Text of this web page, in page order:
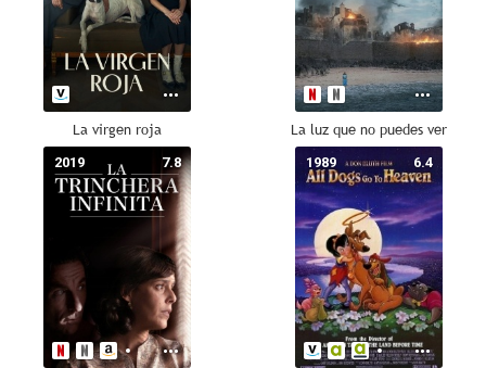
La virgen roja La luz que no puedes ver
7.8
2019 6.4
1989